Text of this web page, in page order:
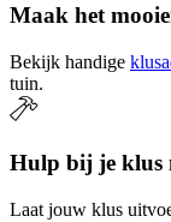
Maak het
Bekijk handige
tuin.
Hulp bij je klus
Laat jouw klus